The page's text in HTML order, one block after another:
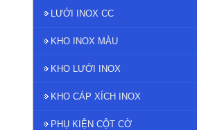
LƯỚI INOX CC
KHO INOX MÀU
KHO LƯỚI INOX
KHO CÁP XÍCH INOX
PHỤ KIỆN CỘT CỜ